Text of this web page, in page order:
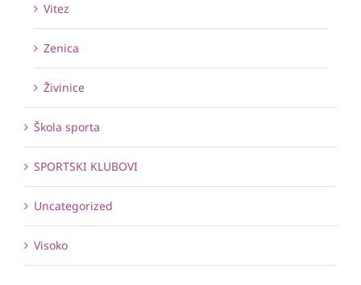
Vitez
Zenica
Živinice
Škola sporta
SPORTSKI KLUBOVI
Uncategorized
Visoko